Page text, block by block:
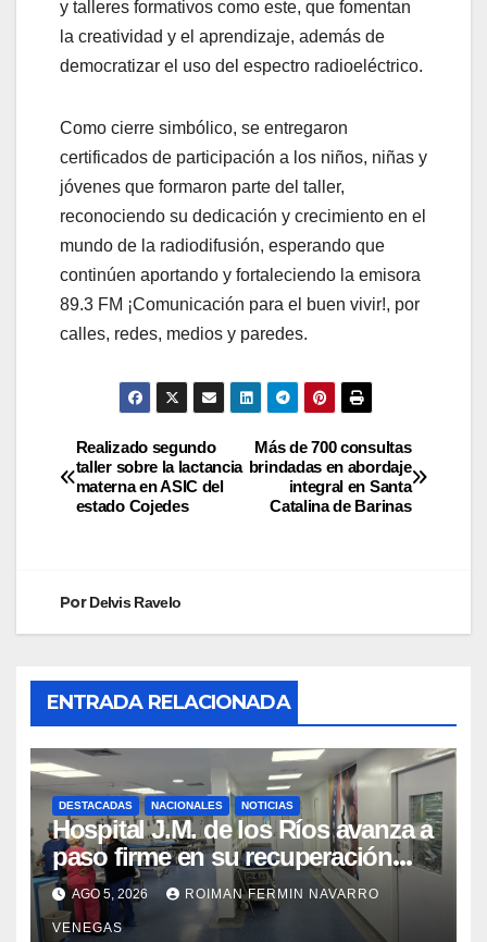
y talleres formativos como este, que fomentan
la creatividad y el aprendizaje, además de
democratizar el uso del espectro radioeléctrico.
Como cierre simbólico, se entregaron
certificados de participación a los niños, niñas y
jóvenes que formaron parte del taller,
reconociendo su dedicación y crecimiento en el
mundo de la radiodifusión, esperando que
continúen aportando y fortaleciendo la emisora
89.3 FM ¡Comunicación para el buen vivir!, por
calles, redes, medios y paredes.
Más de 700 consultas
brindadas en abordaje
integral en Santa
Catalina de Barinas
Realizado segundo
taller sobre la lactancia
materna en ASIC del
estado Cojedes
PorDelvis Ravelo
ENTRADA RELACIONADA
DESTACADAS NACIONALES NOTICIAS
Hospital J.M. de los Ríos avanza a
paso firme en su recuperación
tras los recientes eventos
sísmicos
AGO 5, 2026 ROIMAN FERMIN NAVARRO
VENEGAS